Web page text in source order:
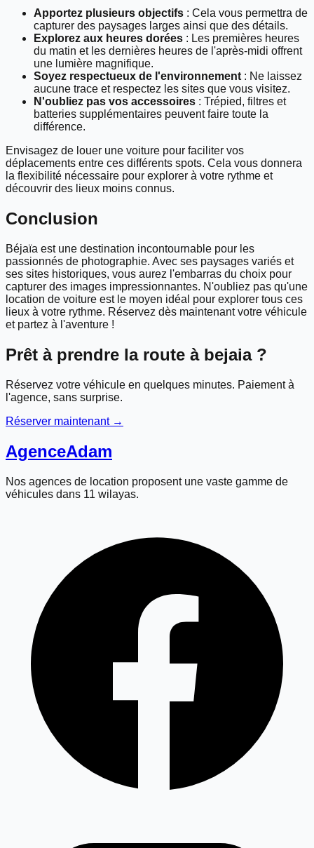
Apportez plusieurs objectifs : Cela vous permettra de
capturer des paysages larges ainsi que des détails.
Explorez aux heures dorées : Les premières heures
du matin et les dernières heures de l'après-midi offrent
une lumière magnifique.
Soyez respectueux de l'environnement : Ne laissez
aucune trace et respectez les sites que vous visitez.
N'oubliez pas vos accessoires : Trépied, filtres et
batteries supplémentaires peuvent faire toute la
différence.
Envisagez de louer une voiture pour faciliter vos
déplacements entre ces différents spots. Cela vous donnera
la flexibilité nécessaire pour explorer à votre rythme et
découvrir des lieux moins connus.
Conclusion
Béjaïa est une destination incontournable pour les
passionnés de photographie. Avec ses paysages variés et
ses sites historiques, vous aurez l'embarras du choix pour
capturer des images impressionnantes. N'oubliez pas qu'une
location de voiture est le moyen idéal pour explorer tous ces
lieux à votre rythme. Réservez dès maintenant votre véhicule
et partez à l'aventure !
Prêt à prendre la route à bejaia?
Réservez votre véhicule en quelques minutes. Paiement à
l'agence, sans surprise.
Réserver maintenant →
AgenceAdam
Nos agences de location proposent une vaste gamme de
véhicules dans 11 wilayas.